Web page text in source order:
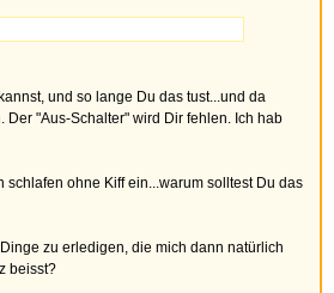
und so lange Du das tust...und da
"Aus-Schalter" wird Dir fehlen. Ich hab
ohne Kiff ein...warum solltest Du das
zu erledigen, die mich dann natürlich
beisst?